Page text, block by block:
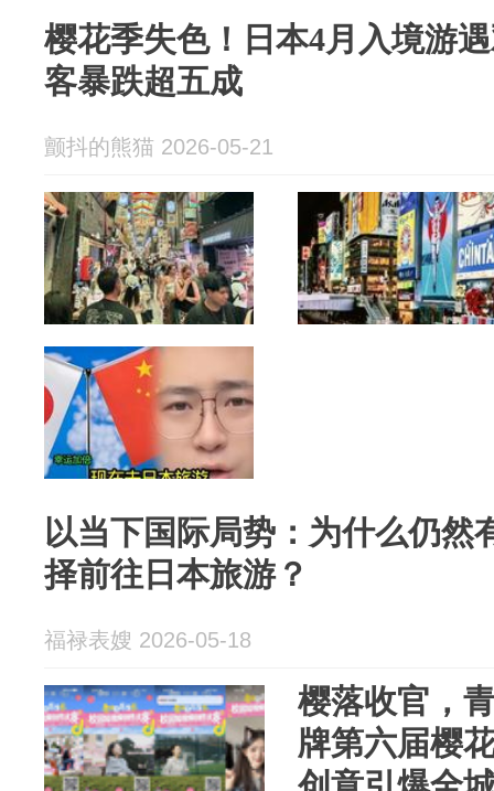
樱花季失色！日本4月入境游
客暴跌超五成
颤抖的熊猫 2026-05-21
以当下国际局势：为什么仍然
择前往日本旅游？
福禄表嫂 2026-05-18
樱落收官，
牌第六届樱